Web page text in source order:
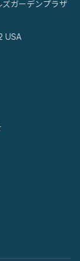
ガーデンプラザ
USA